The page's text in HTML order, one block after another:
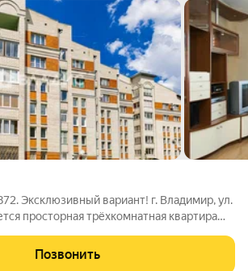
Эксклюзивный вариант! г. Владимир, ул.
просторная трёхкомнатная квартира
проекту с крышкой газовой котельной.
Позвонить